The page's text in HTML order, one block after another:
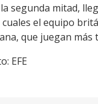
segunda mitad,
cuales el equipo
que juegan más
EFE